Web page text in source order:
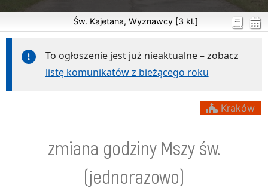
Św. Kajetana, Wyznawcy [3 kl.]
To ogłoszenie jest już nieaktualne – zobacz
listę komunikatów z bieżącego roku
Kraków
zmiana godziny Mszy św.
(jednorazowo)